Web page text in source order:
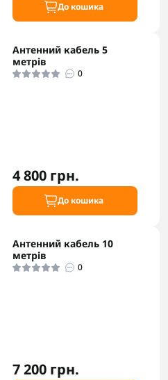
До кошика
Антенний кабель 5
метрів
0
4 800 грн.
До кошика
Антенний кабель 10
метрів
0
7 200 грн.